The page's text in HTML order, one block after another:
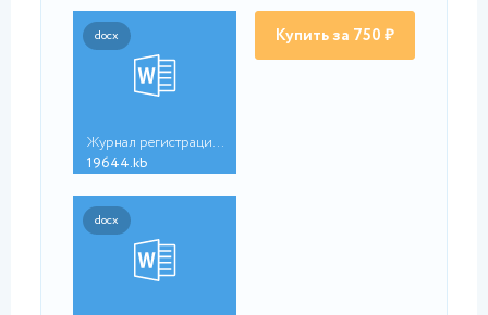
docx
Журнал регистрации п...
19644.kb
docx
Купить за 750 ₽